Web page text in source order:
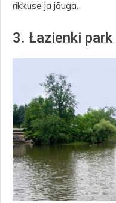
rikkuse ja jõuga.
3. Łazienki park